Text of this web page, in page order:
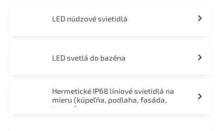
LED núdzové svietidlá
LED svetlá do bazéna
Hermetické IP68 líniové svietidlá na
mieru (kúpeľňa, podlaha, fasáda,
terasa)